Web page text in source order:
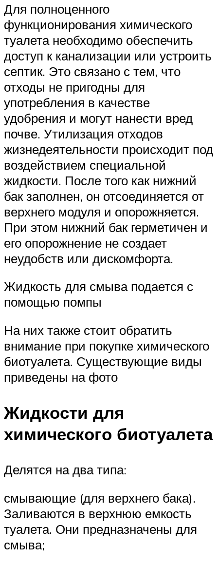
Для полноценного
функционирования химического
туалета необходимо обеспечить
доступ к канализации или устроить
септик. Это связано с тем, что
отходы не пригодны для
употребления в качестве
удобрения и могут нанести вред
почве. Утилизация отходов
жизнедеятельности происходит под
воздействием специальной
жидкости. После того как нижний
бак заполнен, он отсоединяется от
верхнего модуля и опорожняется.
При этом нижний бак герметичен и
его опорожнение не создает
неудобств или дискомфорта.
Жидкость для смыва подается с
помощью помпы
На них также стоит обратить
внимание при покупке химического
биотуалета. Существующие виды
приведены на фото
Жидкости для
химического биотуалета
Делятся на два типа:
смывающие (для верхнего бака).
Заливаются в верхнюю емкость
туалета. Они предназначены для
смыва;